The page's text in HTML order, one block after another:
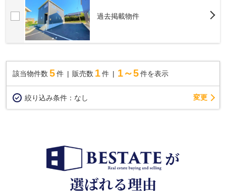
過去掲載物件
該当物件数 5件 販売数 1 件 1～5 件を表示
絞り込み条件： なし 変更